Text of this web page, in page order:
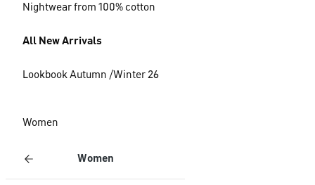
Nightwear from 100% cotton
All New Arrivals
Lookbook Autumn /Winter 26
Women
Women